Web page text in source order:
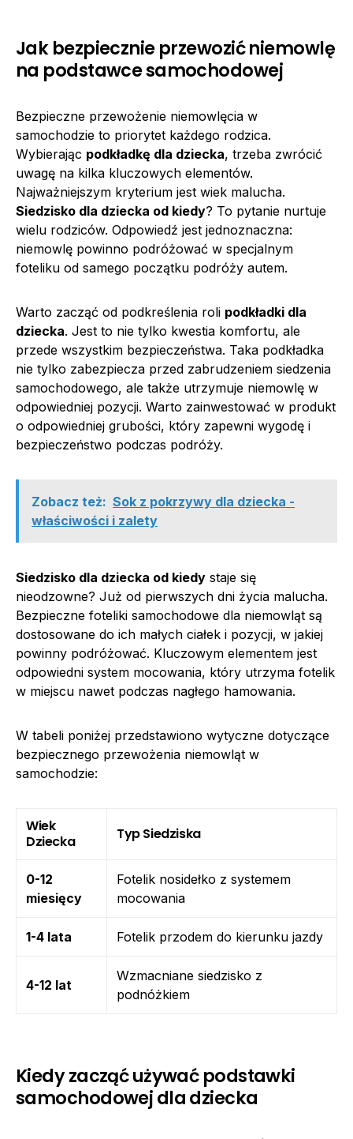
Jak bezpiecznie przewozić niemowlę
na podstawce samochodowej
Bezpieczne przewożenie niemowlęcia w
samochodzie to priorytet każdego rodzica.
Wybierając podkładkę dla dziecka, trzeba zwrócić
uwagę na kilka kluczowych elementów.
Najważniejszym kryterium jest wiek malucha.
Siedzisko dla dziecka od kiedy? To pytanie nurtuje
wielu rodziców. Odpowiedź jest jednoznaczna:
niemowlę powinno podróżować w specjalnym
foteliku od samego początku podróży autem.
Warto zacząć od podkreślenia roli podkładki dla
dziecka. Jest to nie tylko kwestia komfortu, ale
przede wszystkim bezpieczeństwa. Taka podkładka
nie tylko zabezpiecza przed zabrudzeniem siedzenia
samochodowego, ale także utrzymuje niemowlę w
odpowiedniej pozycji. Warto zainwestować w produkt
o odpowiedniej grubości, który zapewni wygodę i
bezpieczeństwo podczas podróży.
Zobacz też: Sok z pokrzywy dla dziecka -
właściwości i zalety
Siedzisko dla dziecka od kiedy staje się
nieodzowne? Już od pierwszych dni życia malucha.
Bezpieczne foteliki samochodowe dla niemowląt są
dostosowane do ich małych ciałek i pozycji, w jakiej
powinny podróżować. Kluczowym elementem jest
odpowiedni system mocowania, który utrzyma fotelik
w miejscu nawet podczas nagłego hamowania.
W tabeli poniżej przedstawiono wytyczne dotyczące
bezpiecznego przewożenia niemowląt w
samochodzie:
Wiek
Dziecka
Typ Siedziska
0-12
miesięcy
Fotelik nosidełko z systemem
mocowania
1-4 lata Fotelik przodem do kierunku jazdy
4-12 lat
Wzmacniane siedzisko z
podnóżkiem
Kiedy zacząć używać podstawki
samochodowej dla dziecka